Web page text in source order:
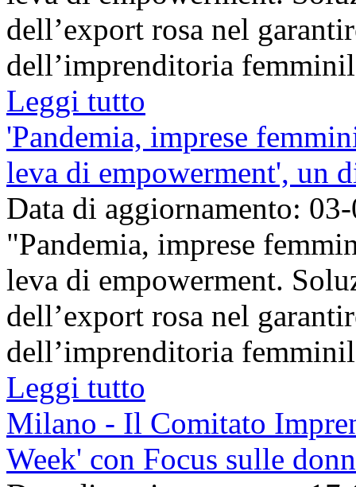
dell’export rosa nel
dell’imprenditoria
Leggi tutto
'Pandemia, imprese
leva di empowerment', un
Data di aggiornamento:
"Pandemia, imprese
leva di empowerment.
dell’export rosa nel
dell’imprenditoria
Leggi tutto
Milano - Il Comitato
Week' con Focus sulle